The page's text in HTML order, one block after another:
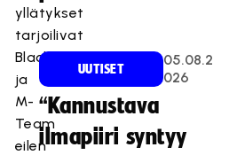
yllätykset
tarjoilivat
Blackbirds
ja
M-
Team
eilen
UUTISET
05.08.2
026
“Kannustava
ilmapiiri syntyy